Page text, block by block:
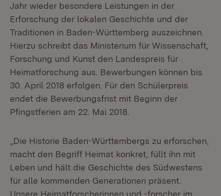
Jahr wieder besondere Leistungen in der
Erforschung der lokalen Geschichte und der
Traditionen in Baden-Württemberg auszeichnen.
Hierzu schreibt das Ministerium für Wissenschaft,
Forschung und Kunst den Landespreis für
Heimatforschung aus. Bewerbungen können bis
30. April 2018 erfolgen. Für den Schülerpreis
endet die Bewerbungsfrist mit Beginn der
Pfingstferien am 22. Mai 2018.
„Die Historie Baden-Württembergs zu erforschen,
macht den Begriff Heimat konkret, füllt ihn mit
Leben und hält die Geschichte des Südwestens
für alle kommenden Generationen präsent.
Unsere Heimatforscherinnen und -forscher im